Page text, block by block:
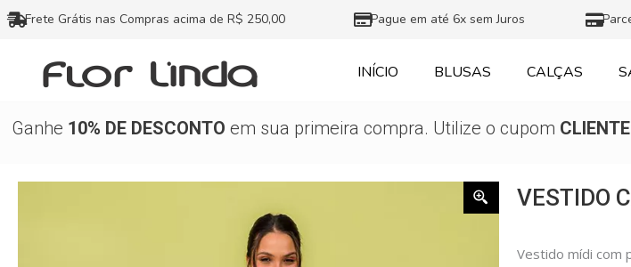
Ir
para
conteúdo
Frete Grátis nas Compras acima de R$ 250,00 Pague em até 6x sem Juros
INÍCIO BLUSAS CALÇAS
Ganhe 10% DE DESCONTO em sua primeira compra. Utilize o cupom
VESTIDO
Vestido mídi com